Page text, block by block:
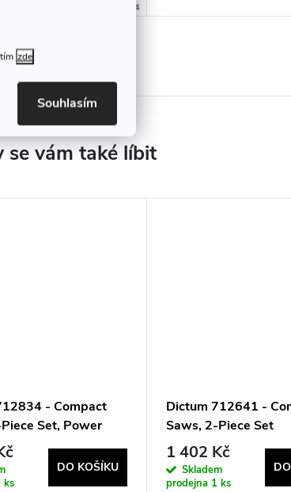
zde
Souhlasím
D712654
- Compact
Set, Power
ks
DO KOŠÍKU
Dictum 712641 -
Saws, 2-Piece Set
1 402 Kč
Skladem
prodejna 1 ks